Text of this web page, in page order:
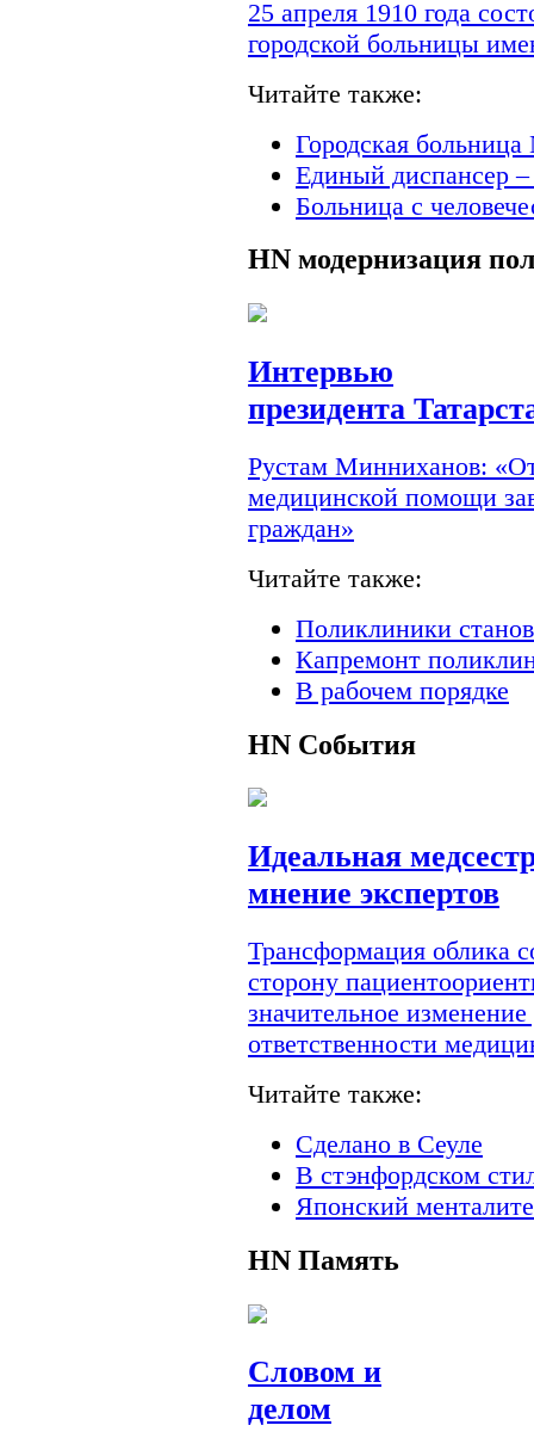
25 апреля 1910 года
городской больницы
Читайте также:
Городская
Единый диспансер
Больница с
HN модернизация
Интервью
президента
Рустам Минниханов:
медицинской помощи
граждан»
Читайте также:
Поликлиники
Капремонт
В рабочем порядке
HN События
Идеальная
мнение экспертов
Трансформация облика
сторону
значительное
ответственности
Читайте также:
Сделано в Сеуле
В стэнфордском
Японский
HN Память
Словом и
делом